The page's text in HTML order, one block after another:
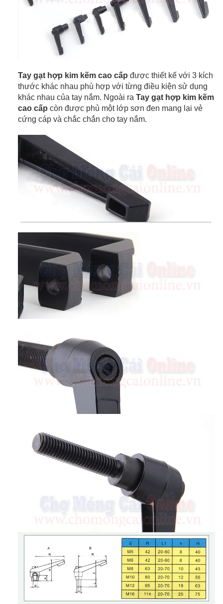
Tay gạt hợp kim kẽm cao cấpđược thiết kế với 3 kích
thước khác nhau phù hợp với từng điều kiện sử dụng
khác nhau của tay nắm. Ngoài raTay gạt hợp kim kẽm
cao cấp còn được phủ một lớp sơn đen mang lại vẻ
cứng cáp và chắc chắn cho tay nắm.